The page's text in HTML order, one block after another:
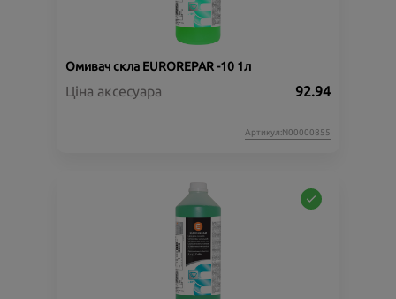
Омивач скла EUROREPAR -10 1л
Ціна аксесуара 92.94
Артикул:N00000855